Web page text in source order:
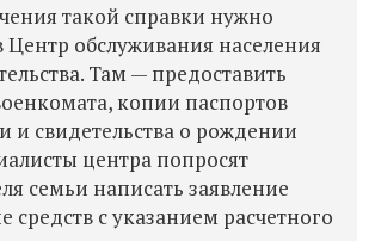
такой справки нужно
Центр обслуживания населения
Там — предоставить
копии паспортов
и свидетельства о рождении
центра попросят
семьи написать заявление
средств с указанием расчетного